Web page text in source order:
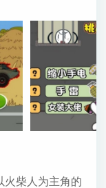
火柴人为主角的